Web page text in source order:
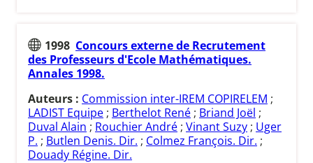
1998 Concours externe de Recrutement
des Professeurs d'Ecole Mathématiques.
Annales 1998.
Auteurs : Commission inter-IREM COPIRELEM ;
LADIST Equipe ; Berthelot René ; Briand Joël ;
Duval Alain ; Rouchier André ; Vinant Suzy ; Uger
P. ; Butlen Denis. Dir. ; Colmez François. Dir. ;
Douady Régine. Dir.